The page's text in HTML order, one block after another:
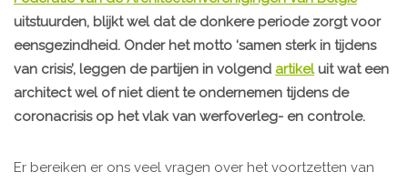
uitstuurden, blijkt wel dat de donkere periode zorgt voor
eensgezindheid. Onder het motto ‘samen sterk in tijdens
van crisis’, leggen de partijen in volgend artikeluit wat een
architect wel of niet dient te ondernemen tijdens de
coronacrisis op het vlak van werfoverleg- en controle.
Er bereiken er ons veel vragen over het voortzetten van